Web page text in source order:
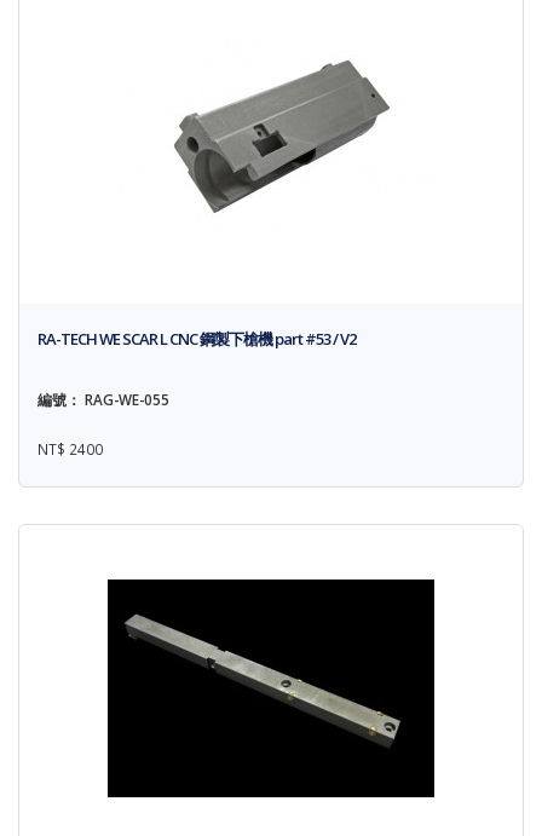
RA-TECH WE SCAR L CNC 鋼製下槍機 part #53 / V2
編號： RAG-WE-055
NT$ 2400